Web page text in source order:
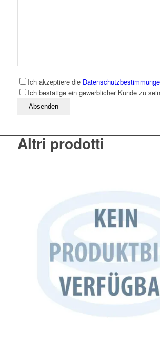
Ich akzeptiere die
Ich bestätige ein gewerblicher Kunde zu
Bitte lassen Sie dieses Feld leer
Altri prodotti